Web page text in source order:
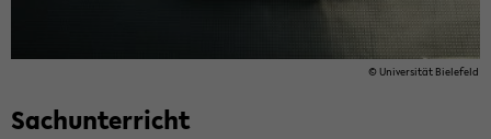
© Uni­ver­si­tät Bie­le­feld
Sach­un­ter­richt